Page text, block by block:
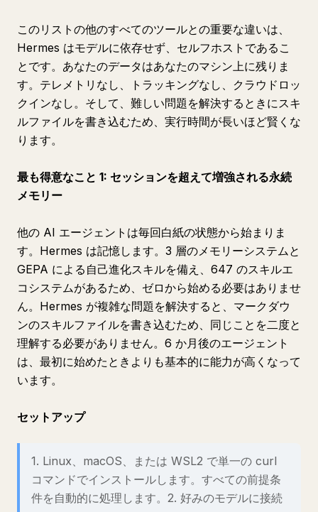
このリストの他のすべてのツールとの重要な違いは、
Hermes はモデルに依存せず、セルフホストであるこ
とです。あなたのデータはあなたのマシン上に残りま
す。テレメトリなし、トラッキングなし、クラウドロッ
クインなし。そして、難しい問題を解決するときにスキ
ルファイルを書き込むため、実行時間が長いほど賢くな
ります。
最も得意なこと 1: セッションを超えて増強される永続
メモリー
他の AI エージェントは毎回白紙の状態から始まりま
す。Hermes は記憶します。3 層のメモリーシステムと
GEPA による自己進化スキルを備え、647 のスキルエ
コシステムがあるため、ゼロから始める必要はありませ
ん。Hermes が複雑な問題を解決すると、マークダウ
ンのスキルファイルを書き込むため、同じことを二度と
理解する必要がありません。6 か月後のエージェント
は、最初に始めたときよりも基本的に能力が高くなって
います。
セットアップ
1. Linux、macOS、または WSL2 で単一の curl
コマンドでインストールします。すべての前提条
件を自動的に処理します。2. 好みのモデルに接続